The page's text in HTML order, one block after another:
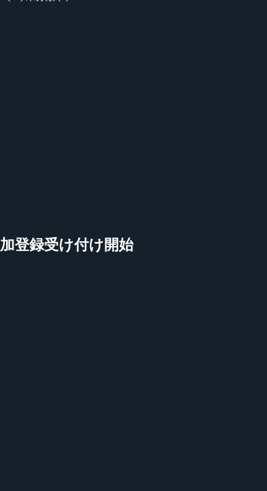
加登録受け付け開始